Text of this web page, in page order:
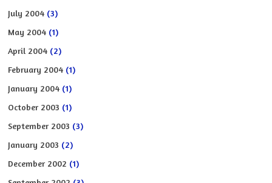
July 2004 (3)
May 2004 (1)
April 2004 (2)
February 2004 (1)
January 2004 (1)
October 2003 (1)
September 2003 (3)
January 2003 (2)
December 2002 (1)